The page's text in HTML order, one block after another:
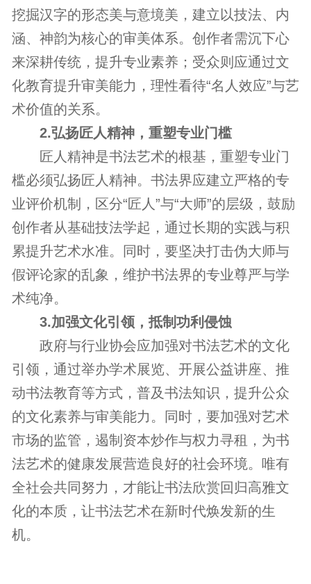
挖掘汉字的形态美与意境美，建立以技法、内
涵、神韵为核心的审美体系。创作者需沉下心
来深耕传统，提升专业素养；受众则应通过文
化教育提升审美能力，理性看待“名人效应”与艺
术价值的关系。
2.弘扬匠人精神，重塑专业门槛
匠人精神是书法艺术的根基，重塑专业门
槛必须弘扬匠人精神。书法界应建立严格的专
业评价机制，区分“匠人”与“大师”的层级，鼓励
创作者从基础技法学起，通过长期的实践与积
累提升艺术水准。同时，要坚决打击伪大师与
假评论家的乱象，维护书法界的专业尊严与学
术纯净。
3.加强文化引领，抵制功利侵蚀
政府与行业协会应加强对书法艺术的文化
引领，通过举办学术展览、开展公益讲座、推
动书法教育等方式，普及书法知识，提升公众
的文化素养与审美能力。同时，要加强对艺术
市场的监管，遏制资本炒作与权力寻租，为书
法艺术的健康发展营造良好的社会环境。唯有
全社会共同努力，才能让书法欣赏回归高雅文
化的本质，让书法艺术在新时代焕发新的生
机。